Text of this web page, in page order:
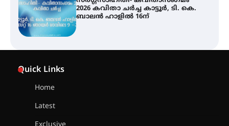
2026 കവിതാ ചർച്ച കാട്ടൂർ, ടി. കെ.
ബാലൻ ഹാളിൽ 16ന്
Quick Links
Home
Latest